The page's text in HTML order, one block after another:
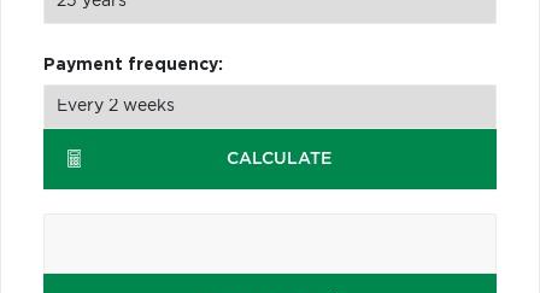
Payment frequency:
CALCULATE